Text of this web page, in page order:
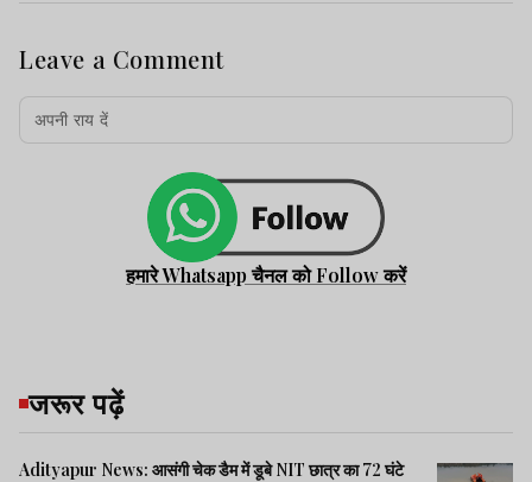
Leave a Comment
हमारे Whatsapp चैनल को Follow करें
जरूर पढ़ें
Adityapur News: आसंगी चेक डैम में डूबे NIT छात्र का 72 घंटे